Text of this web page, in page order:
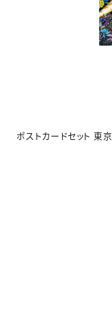
ポストカードセット 東京